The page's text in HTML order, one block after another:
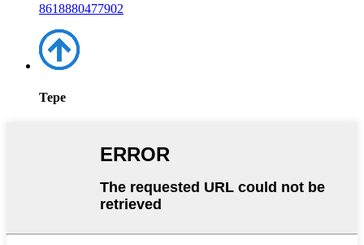
8618880477902
Tepe